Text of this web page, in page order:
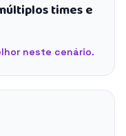
times e
neste cenário.